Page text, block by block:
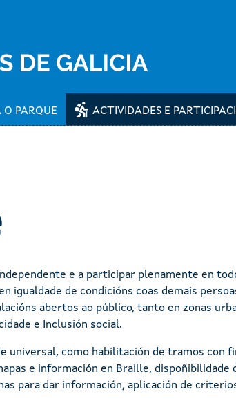
O PARQUE ACTIVIDADES E
e a participar plenamente en
igualdade de condicións coas demais
abertos ao público, tanto en zonas
e Inclusión social.
universal, como habilitación de tramos
e información en Braille, dispoñibilidade
para dar información, aplicación de